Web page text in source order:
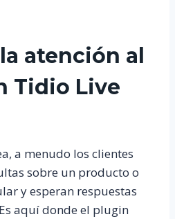
atención al
Tidio Live
a menudo los clientes
sobre un producto o
y esperan respuestas
aquí donde el plugin